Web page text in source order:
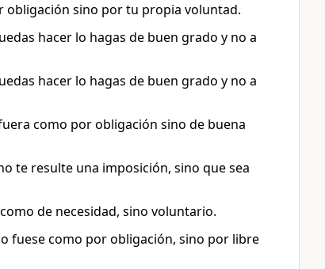
obligación sino por tu propia voluntad.
hacer lo hagas de buen grado y no a
hacer lo hagas de buen grado y no a
como por obligación sino de buena
te resulte una imposición, sino que sea
de necesidad, sino voluntario.
fuese como por obligación, sino por libre